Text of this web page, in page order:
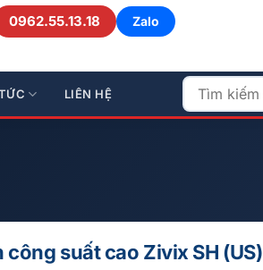
0962.55.13.18 Zalo
LIÊN HỆ
Tìm
kiếm:
suất cao Zivix SH (US)